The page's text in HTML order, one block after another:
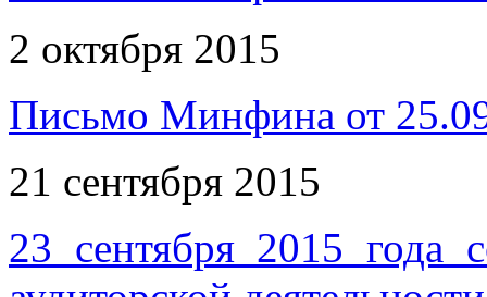
2 октября 2015
Письмо Минфина от
21 сентября 2015
23 сентября 2015 года